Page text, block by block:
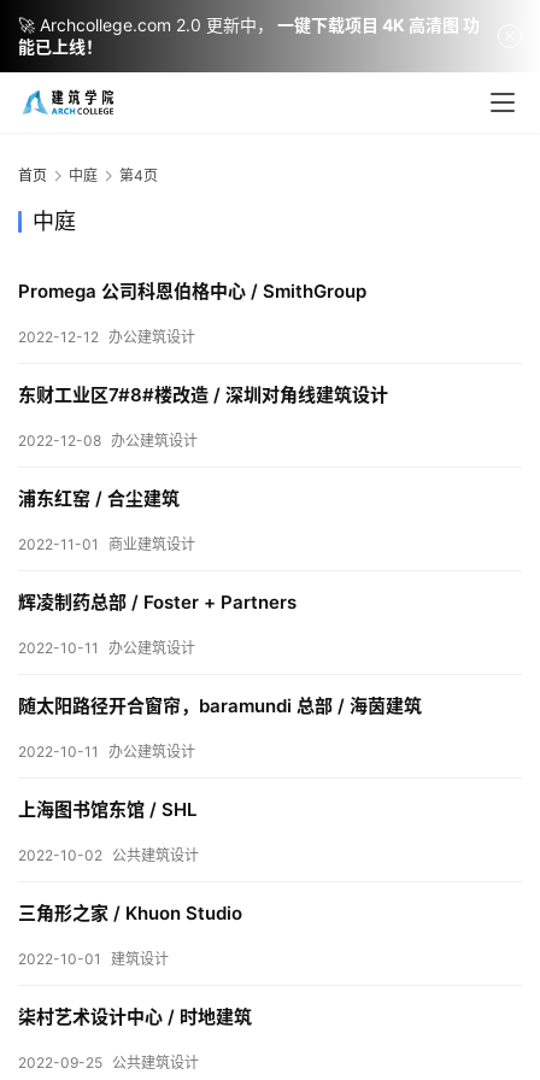
建
设
计
内
计
城
与
观
建
教
首页 中庭 第4页
中庭
Promega 公司科恩伯格中心 / SmithGroup
2022-12-12 办公建筑设计
东财工业区7#8#楼改造 / 深圳对角线建筑设计
2022-12-08 办公建筑设计
浦东红窑 / 合尘建筑
2022-11-01 商业建筑设计
辉凌制药总部 / Foster + Partners
2022-10-11 办公建筑设计
随太阳路径开合窗帘，baramundi 总部 / 海茵建筑
2022-10-11 办公建筑设计
上海图书馆东馆 / SHL
2022-10-02 公共建筑设计
三角形之家 / Khuon Studio
2022-10-01 建筑设计
柒村艺术设计中心 / 时地建筑
2022-09-25 公共建筑设计
🚀 Archcollege.com 2.0 更新中，
一键下载项目 4K 高清图 功
能已上线！